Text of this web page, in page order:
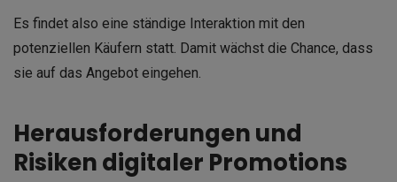
Es findet also eine ständige Interaktion mit den
potenziellen Käufern statt. Damit wächst die Chance, dass
sie auf das Angebot eingehen.
Herausforderungen und
Risiken digitaler Promotions